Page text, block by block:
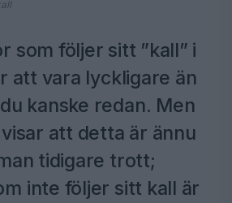
som följer sitt ”kall” i
att vara lyckligare än
kanske redan. Men
att detta är ännu
tidigare trott;
inte följer sitt kall är